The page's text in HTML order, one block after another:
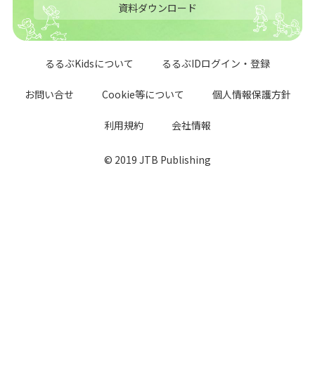
資料ダウンロード
るるぶKidsについて るるぶIDログイン・登録
お問い合せ Cookie等について 個人情報保護方針
利用規約 会社情報
© 2019 JTB Publishing